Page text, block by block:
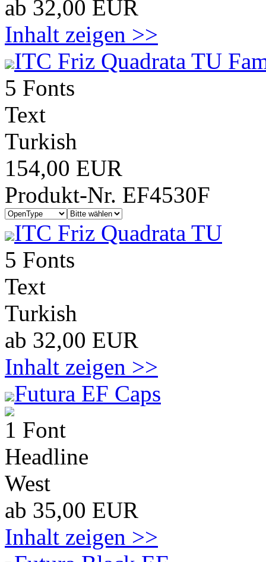
ab 32,00 EUR
Inhalt zeigen >>
ITC Friz Quadrata TU
5 Fonts
Text
Turkish
154,00 EUR
Produkt-Nr. EF4530F
ITC Friz Quadrata TU
5 Fonts
Text
Turkish
ab 32,00 EUR
Inhalt zeigen >>
Futura EF Caps
1 Font
Headline
West
ab 35,00 EUR
Inhalt zeigen >>